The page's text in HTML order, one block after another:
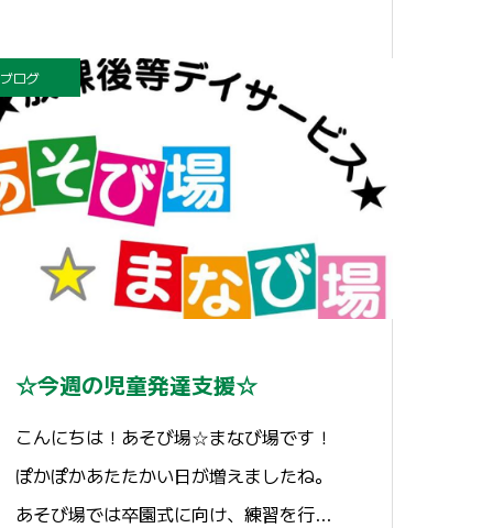
ブログ
☆今週の児童発達支援☆
こんにちは！あそび場☆まなび場です！
ぽかぽかあたたかい日が増えましたね。
あそび場では卒園式に向け、練習を行…